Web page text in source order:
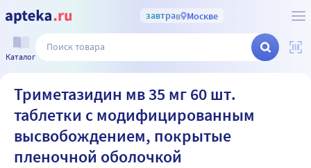
завтрав Москве
Каталог
Триметазидин мв 35 мг 60 шт.
таблетки с модифицированным
высвобождением, покрытые
пленочной оболочкой